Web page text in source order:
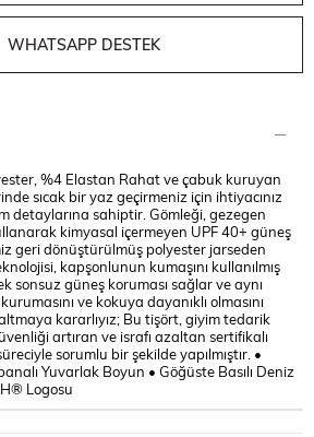
WHATSAPP DESTEK
%4 Elastan Rahat ve çabuk kuruyan
sıcak bir yaz geçirmeniz için ihtiyacınız
detaylarına sahiptir. Gömleği, gezegen
kimyasal içermeyen UPF 40+ güneş
geri dönüştürülmüş polyester jarseden
kapşonlunun kumaşını kullanılmış
sonsuz güneş koruması sağlar ve aynı
ve kokuya dayanıklı olmasını
kararlıyız; Bu tişört, giyim tedarik
artıran ve israfı azaltan sertifikalı
sorumlu bir şekilde yapılmıştır. •
Yuvarlak Boyun • Göğüste Basılı Deniz
Logosu